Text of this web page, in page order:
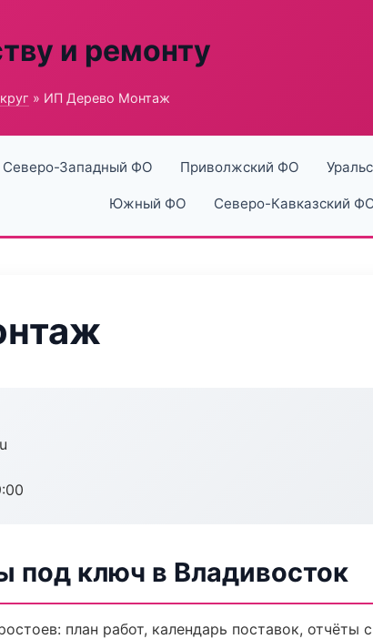
и ремонту
» ИП Дерево Монтаж
Северо-Западный ФО Приволжский ФО
Южный ФО Северо-Кавказский
под ключ в Владивосток
план работ, календарь поставок, отчёты